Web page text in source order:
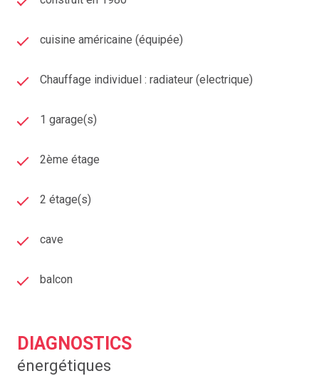
cuisine américaine (équipée)
Chauffage individuel : radiateur (electrique)
1 garage(s)
2ème étage
2 étage(s)
cave
balcon
DIAGNOSTICS
énergétiques